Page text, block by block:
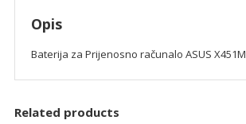
Opis
Baterija za Prijenosno računalo ASUS X451M
Related products